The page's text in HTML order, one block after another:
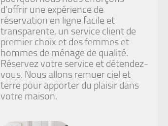
d'offrir une expérience de
réservation en ligne facile et
transparente, un service client de
premier choix et des femmes et
hommes de ménage de qualité.
Réservez votre service et détendez-
vous. Nous allons remuer ciel et
terre pour apporter du plaisir dans
votre maison.